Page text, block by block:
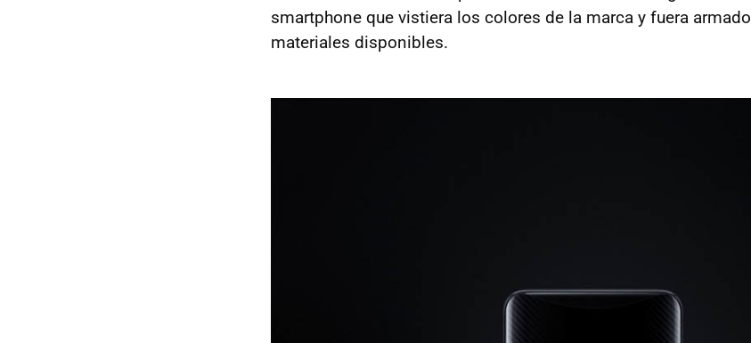
smartphone que vistiera los colores de la marca y fuera
materiales disponibles.